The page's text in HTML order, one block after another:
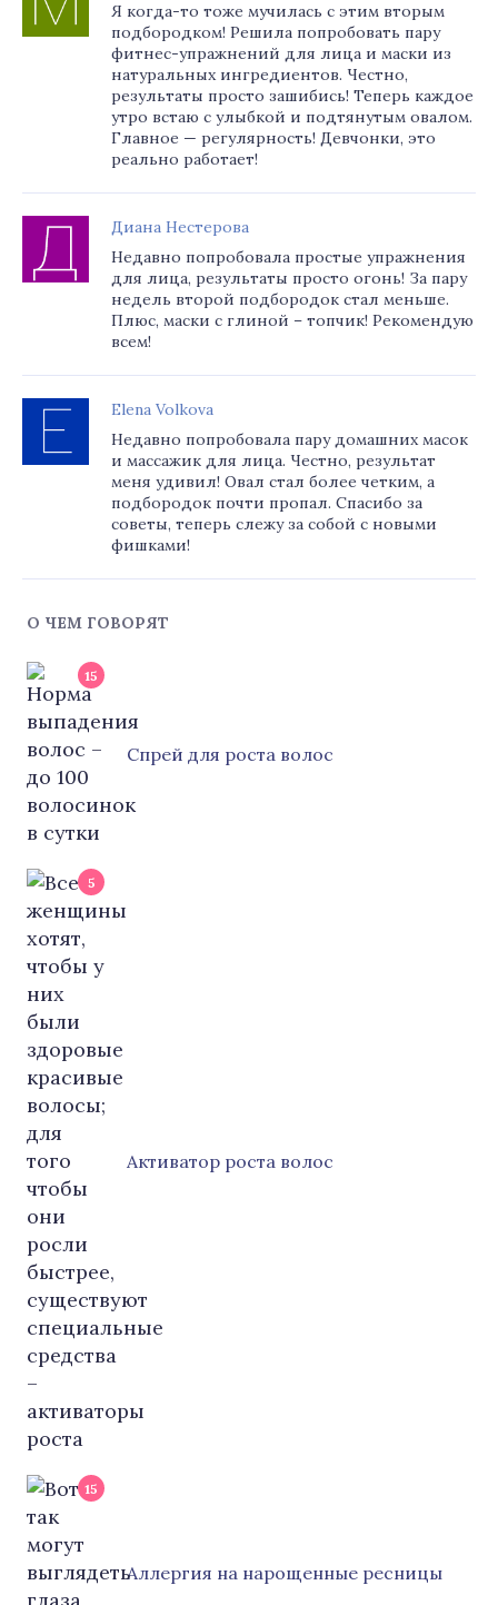
Я когда-то тоже мучилась с этим вторым
подбородком! Решила попробовать пару
фитнес-упражнений для лица и маски из
натуральных ингредиентов. Честно,
результаты просто зашибись! Теперь каждое
утро встаю с улыбкой и подтянутым овалом.
Главное — регулярность! Девчонки, это
реально работает!
Диана Нестерова
Недавно попробовала простые упражнения
для лица, результаты просто огонь! За пару
недель второй подбородок стал меньше.
Плюс, маски с глиной – топчик! Рекомендую
всем!
Elena Volkova
Недавно попробовала пару домашних масок
и массажик для лица. Честно, результат
меня удивил! Овал стал более четким, а
подбородок почти пропал. Спасибо за
советы, теперь слежу за собой с новыми
фишками!
О ЧЕМ ГОВОРЯТ
15
Cпрей для роста волос
5
Активатор роста волос
15
Аллергия на нарощенные ресницы